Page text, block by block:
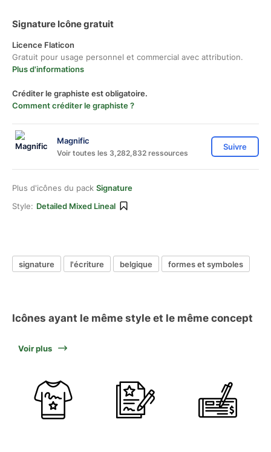
Signature Icône gratuit
Licence Flaticon
Gratuit pour usage personnel et commercial avec attribution.
Plus d'informations
Créditer le graphiste est obligatoire.
Comment créditer le graphiste ?
Magnific
Voir toutes les 3,282,832 ressources
Suivre
Plus d'icônes du pack Signature
Style: Detailed Mixed Lineal
signature l'écriture belgique formes et symboles
Icônes ayant le même style et le même concept
Voir plus